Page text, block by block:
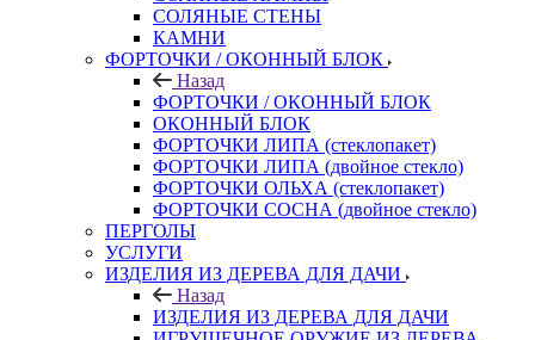
СОЛЯНЫЕ СТЕНЫ
КАМНИ
ФОРТОЧКИ / ОКОННЫЙ БЛОК
Назад
ФОРТОЧКИ / ОКОННЫЙ БЛОК
ОКОННЫЙ БЛОК
ФОРТОЧКИ ЛИПА (стеклопакет)
ФОРТОЧКИ ЛИПА (двойное стекло)
ФОРТОЧКИ ОЛЬХА (стеклопакет)
ФОРТОЧКИ СОСНА (двойное стекло)
ПЕРГОЛЫ
УСЛУГИ
ИЗДЕЛИЯ ИЗ ДЕРЕВА ДЛЯ ДАЧИ
Назад
ИЗДЕЛИЯ ИЗ ДЕРЕВА ДЛЯ ДАЧИ